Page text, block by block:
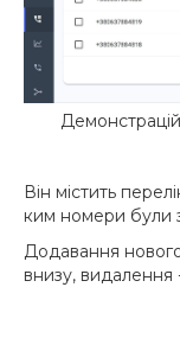
Він містить
ким номери були
Додавання
внизу, видалення